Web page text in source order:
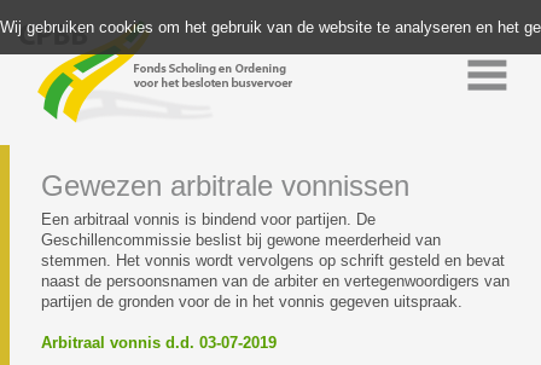
Wij gebruiken cookies om het gebruik van de website te analyseren en het
Gewezen arbitrale vonnissen
Een arbitraal vonnis is bindend voor partijen. De
Geschillencommissie beslist bij gewone meerderheid van
stemmen. Het vonnis wordt vervolgens op schrift gesteld en bevat
naast de persoonsnamen van de arbiter en vertegenwoordigers van
partijen de gronden voor de in het vonnis gegeven uitspraak.
Arbitraal vonnis d.d. 03-07-2019